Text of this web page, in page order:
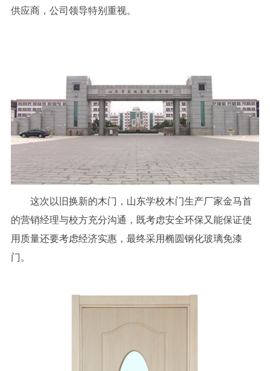
供应商，公司领导特别重视。
这次以旧换新的木门，山东学校木门生产厂家金马首
的营销经理与校方充分沟通，既考虑安全环保又能保证使
用质量还要考虑经济实惠，最终采用椭圆钢化玻璃免漆
门。